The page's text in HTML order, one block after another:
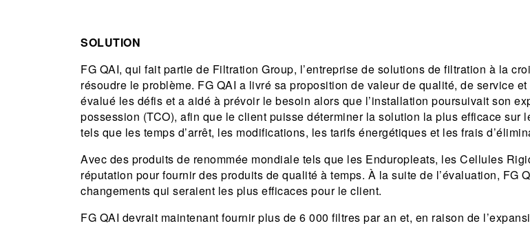
SOLUTION
FG QAI, qui fait partie de Filtration Group, l’entreprise de solutions de filtration à la
résoudre le problème. FG QAI a livré sa proposition de valeur de qualité, de service
évalué les défis et a aidé à prévoir le besoin alors que l’installation poursuivait son
possession (TCO), afin que le client puisse déterminer la solution la plus efficace sur
tels que les temps d’arrêt, les modifications, les tarifs énergétiques et les frais
Avec des produits de renommée mondiale tels que les Enduropleats, les Cellules
réputation pour fournir des produits de qualité à temps. À la suite de l’évaluation, FG
changements qui seraient les plus efficaces pour le client.
FG QAI devrait maintenant fournir plus de 6 000 filtres par an et, en raison de